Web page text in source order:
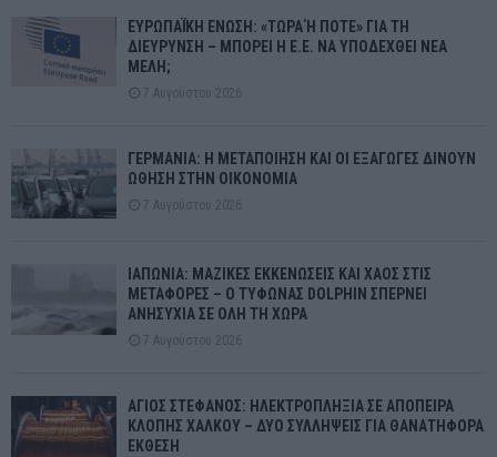
ΕΥΡΩΠΑΪΚΗ ΕΝΩΣΗ: «ΤΩΡΑ Ή ΠΟΤΕ» ΓΙΑ ΤΗ
ΔΙΕΥΡΥΝΣΗ – ΜΠΟΡΕΙ Η Ε.Ε. ΝΑ ΥΠΟΔΕΧΘΕΙ ΝΕΑ
ΜΕΛΗ;
7 Αυγούστου 2026
ΓΕΡΜΑΝΙΑ: Η ΜΕΤΑΠΟΙΗΣΗ ΚΑΙ ΟΙ ΕΞΑΓΩΓΕΣ ΔΙΝΟΥΝ
ΩΘΗΣΗ ΣΤΗΝ ΟΙΚΟΝΟΜΙΑ
7 Αυγούστου 2026
ΙΑΠΩΝΙΑ: ΜΑΖΙΚΕΣ ΕΚΚΕΝΩΣΕΙΣ ΚΑΙ ΧΑΟΣ ΣΤΙΣ
ΜΕΤΑΦΟΡΕΣ – Ο ΤΥΦΩΝΑΣ DOLPHIN ΣΠΕΡΝΕΙ
ΑΝΗΣΥΧΙΑ ΣΕ ΟΛΗ ΤΗ ΧΩΡΑ
7 Αυγούστου 2026
ΑΓΙΟΣ ΣΤΕΦΑΝΟΣ: ΗΛΕΚΤΡΟΠΛΗΞΙΑ ΣΕ ΑΠΟΠΕΙΡΑ
ΚΛΟΠΗΣ ΧΑΛΚΟΥ – ΔΥΟ ΣΥΛΛΗΨΕΙΣ ΓΙΑ ΘΑΝΑΤΗΦΟΡΑ
ΕΚΘΕΣΗ